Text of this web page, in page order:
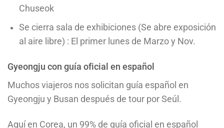
Chuseok
Se cierra sala de exhibiciones (Se abre exposición
al aire libre) : El primer lunes de Marzo y Nov.
Gyeongju con guía oficial en español
Muchos viajeros nos solicitan guía español en
Gyeongju y Busan después de tour por Seúl.
Aquí en Corea, un 99% de guía oficial en español